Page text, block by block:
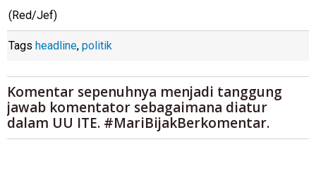
(Red/Jef)
Tags headline, politik
Komentar sepenuhnya menjadi tanggung
jawab komentator sebagaimana diatur
dalam UU ITE. #MariBijakBerkomentar.